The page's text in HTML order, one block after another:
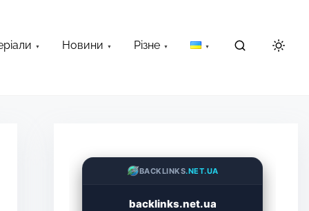
Новини Різне